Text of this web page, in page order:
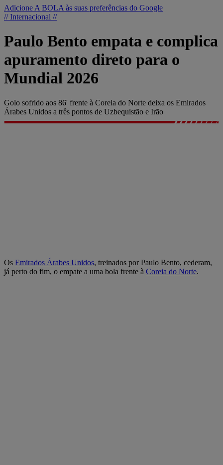
Adicione A BOLA às suas preferências do Google
// Internacional //
Paulo Bento empata e complica
apuramento direto para o
Mundial 2026
Golo sofrido aos 86' frente à Coreia do Norte deixa os Emirados
Árabes Unidos a três pontos de Uzbequistão e Irão
Os Emirados Árabes Unidos, treinados por Paulo Bento, cederam,
já perto do fim, o empate a uma bola frente à Coreia do Norte.